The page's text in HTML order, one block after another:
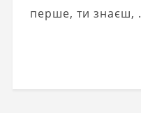
перше, ти знаєш,